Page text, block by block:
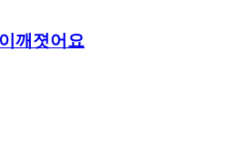
깨졋어요